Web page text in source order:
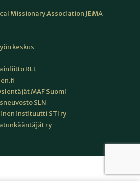
Missionary Association JEMA
keskus
RLL
MAF Suomi
SLN
instituutti STI ry
ry